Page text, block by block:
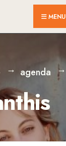
MENU
agenda